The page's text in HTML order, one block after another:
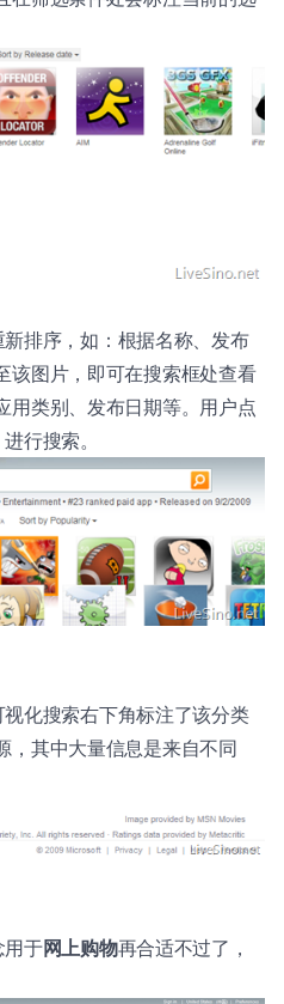
排序，如：根据名称、发布
该图片，即可在搜索框处查看
用类别、发布日期等。用户点
行搜索。
化搜索右下角标注了该分类
，其中大量信息是来自不同
用于网上购物再合适不过了，